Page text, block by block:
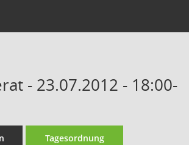
- 23.07.2012 - 18:00-
Tagesordnung